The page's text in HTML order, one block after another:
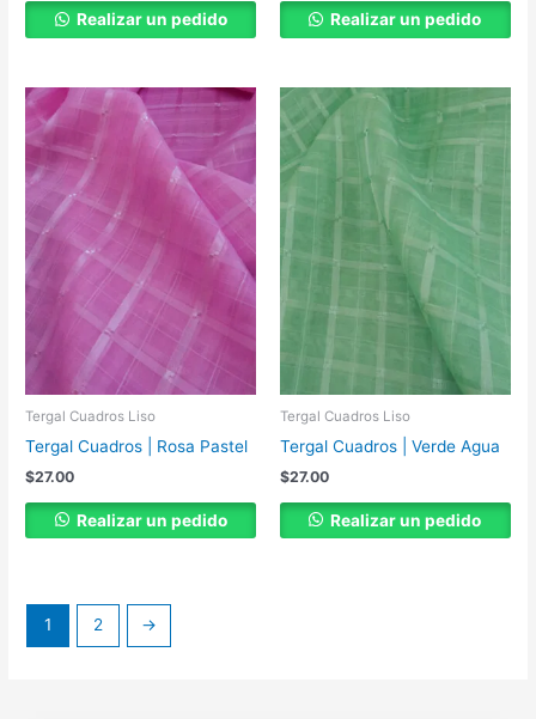
Realizar un pedido Realizar un pedido
Tergal Cuadros Liso
Tergal Cuadros | Rosa Pastel
$27.00
Realizar un pedido
Tergal Cuadros Liso
Tergal Cuadros | Verde Agua
$27.00
Realizar un pedido
1 2 →